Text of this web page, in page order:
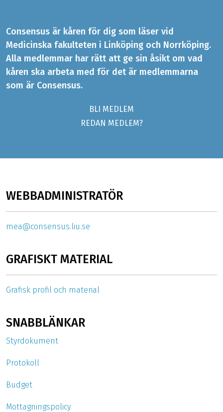
Consensus är kåren för dig som läser vid
Medicinska fakulteten i Linköping och Norrköping.
Alla medlemmar har rätt att ge sin åsikt om vad
kåren ska arbeta med för det är medlemmarna
som är Consensus.
BLI MEDLEM
REDAN MEDLEM?
WEBBADMINISTRATÖR
mea@consensus.liu.se
GRAFISKT MATERIAL
Grafisk profil och material
SNABBLÄNKAR
Styrdokument
Protokoll
Budget
Mottagningspolicy